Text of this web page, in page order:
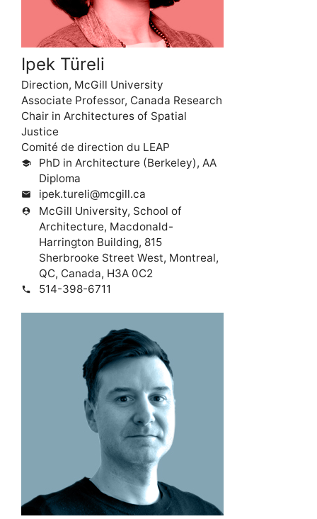
Ipek Türeli
Direction, McGill University
Associate Professor, Canada Research
Chair in Architectures of Spatial
Justice
Comité de direction du LEAP
school
PhD in Architecture (Berkeley), AA
Diploma
mail ipek.tureli@mcgill.ca
person_pin
McGill University, School of
Architecture, Macdonald-
Harrington Building, 815
Sherbrooke Street West, Montreal,
QC, Canada, H3A 0C2
phone 514-398-6711